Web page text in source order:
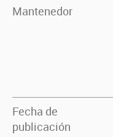
Mantenedor
Fecha de
publicación